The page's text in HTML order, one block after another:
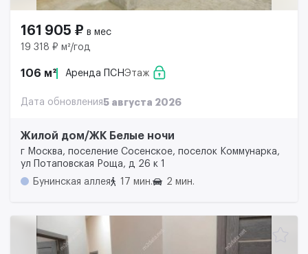
161 905 ₽ в мес
19 318 ₽ м²/год
106 м² Аренда ПСНЭтаж
Дата обновления5 августа 2026
Жилой дом/ЖК Белые ночи
г Москва, поселение Сосенское, поселок Коммунарка,
ул Потаповская Роща, д 26 к 1
Бунинская аллея
17 мин. 2 мин.